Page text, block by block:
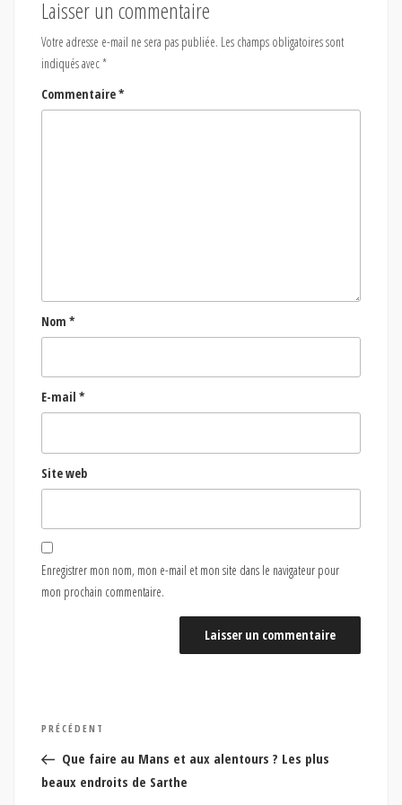
Laisser un commentaire
Votre adresse e-mail ne sera pas publiée. Les champs obligatoires sont
indiqués avec*
Commentaire*
Nom *
E-mail *
Site web
Enregistrer mon nom, mon e-mail et mon site dans le navigateur pour
mon prochain commentaire.
Navigation
de
l’article
Article
précédent
PRÉCÉDENT
Que faire au Mans et aux alentours ? Les plus
beaux endroits de Sarthe